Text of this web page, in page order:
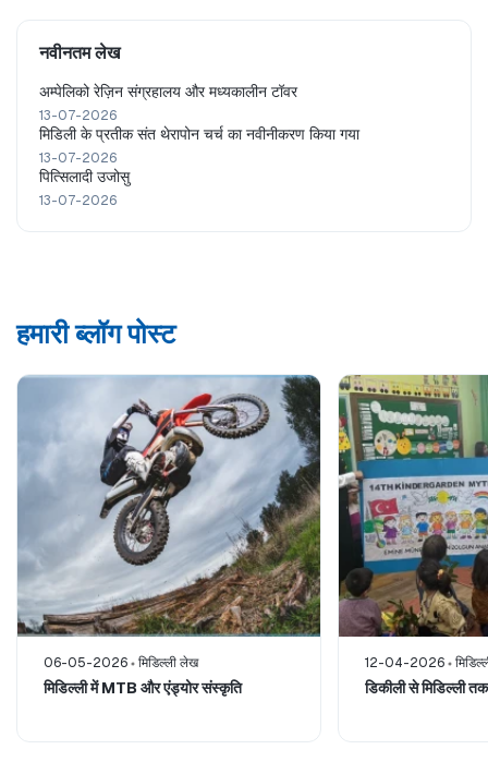
नवीनतम लेख
अम्पेलिको रेज़िन संग्रहालय और मध्यकालीन टॉवर
13-07-2026
मिडिली के प्रतीक संत थेरापोन चर्च का नवीनीकरण किया गया
13-07-2026
पित्सिलादी उजोसु
13-07-2026
हमारी ब्लॉग पोस्ट
06-05-2026 मिडिल्ली लेख
मिडिल्ली में MTB और एंड्योर संस्कृति
12-04-2026
डिकीली से मिडिल्ली तक